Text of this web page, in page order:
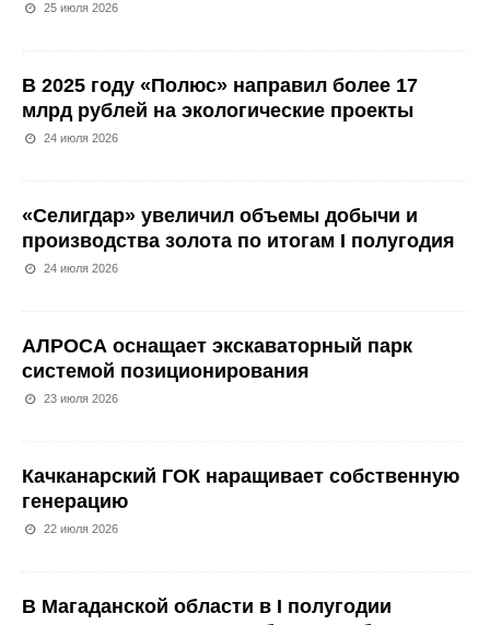
25 июля 2026
В 2025 году «Полюс» направил более 17
млрд рублей на экологические проекты
24 июля 2026
«Селигдар» увеличил объемы добычи и
производства золота по итогам I полугодия
24 июля 2026
АЛРОСА оснащает экскаваторный парк
системой позиционирования
23 июля 2026
Качканарский ГОК наращивает собственную
генерацию
22 июля 2026
В Магаданской области в I полугодии